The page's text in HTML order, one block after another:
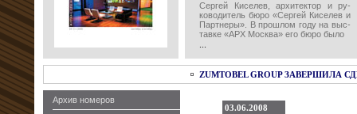
Сергей Киселев, архитектор и ру-
ководитель бюро «Сергей Киселев и
Партнеры». В прошлом году на выс-
тавке «АРХ Москва» его бюро было
...
ZUMTOBEL GROUP
Архив номеров
03.06.2008